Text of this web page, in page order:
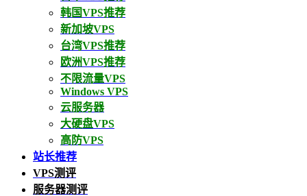
韩国VPS推荐
新加坡VPS
台湾VPS推荐
欧洲VPS推荐
不限流量VPS
Windows VPS
云服务器
大硬盘VPS
高防VPS
站长推荐
VPS测评
服务器测评